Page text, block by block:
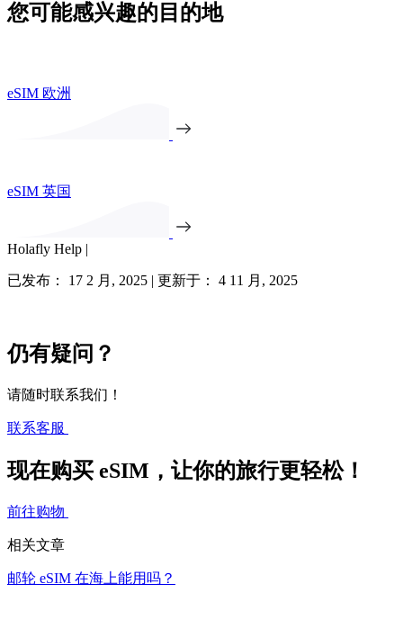
您可能感兴趣的目的地
eSIM 欧洲
eSIM 英国
Holafly Help |
已发布： 17 2 月, 2025 | 更新于： 4 11 月, 2025
仍有疑问？
请随时联系我们！
联系客服
现在购买 eSIM，让你的旅行更轻松！
前往购物
相关文章
邮轮 eSIM 在海上能用吗？